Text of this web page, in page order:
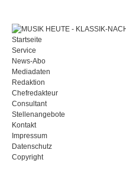
Startseite
Service
News-Abo
Mediadaten
Redaktion
Chefredakteur
Consultant
Stellenangebote
Kontakt
Impressum
Datenschutz
Copyright